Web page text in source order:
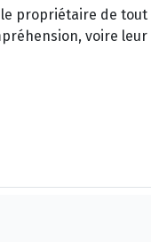
le propriétaire de
voire
des critiques après un